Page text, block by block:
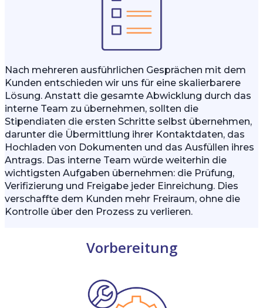
Nach mehreren ausführlichen Gesprächen mit dem
Kunden entschieden wir uns für eine skalierbarere
Lösung. Anstatt die gesamte Abwicklung durch das
interne Team zu übernehmen, sollten die
Stipendiaten die ersten Schritte selbst übernehmen,
darunter die Übermittlung ihrer Kontaktdaten, das
Hochladen von Dokumenten und das Ausfüllen ihres
Antrags. Das interne Team würde weiterhin die
wichtigsten Aufgaben übernehmen: die Prüfung,
Verifizierung und Freigabe jeder Einreichung. Dies
verschaffte dem Kunden mehr Freiraum, ohne die
Kontrolle über den Prozess zu verlieren.
Vorbereitung